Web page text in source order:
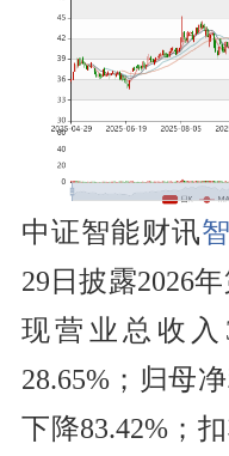
中证智能财讯
29日披露2026
现营业总收入
28.65%；归母
下降83.42%；